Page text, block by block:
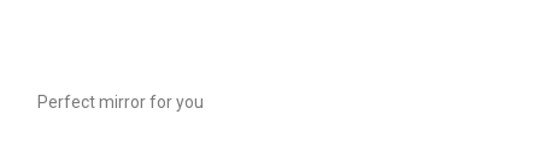
Perfect mirror for you